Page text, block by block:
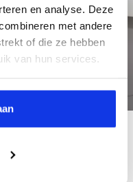
en analyse. Deze
met andere
of die ze hebben
van hun services.